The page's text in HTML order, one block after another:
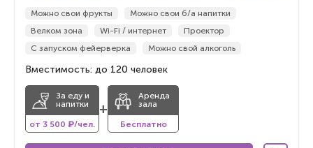
Можно свои фрукты
Можно свои б/а напитки
Велком зона
Wi-Fi / интернет
Проектор
С запуском фейерверка
Можно свой алкоголь
Вместимость: до 120 человек
За еду и
напитки
от 3 500 ₽/чел.
+
Аренда
зала
Бесплатно